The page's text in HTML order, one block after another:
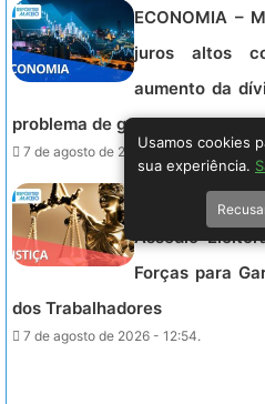
ECONOMIA –
juros altos
aumento da
problema de gastos
7 de agosto de 2026 - 13:06.
JUSTIÇA –
Assédio
Forças para
dos Trabalhadores
7 de agosto de 2026 - 12:54.
Usamos cookies
sua experiência.